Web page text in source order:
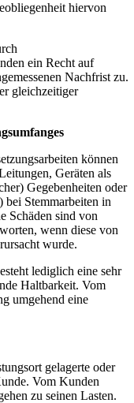
hiervon
ein Recht auf
Nachfrist zu.
gleichzeitiger
können
Geräten als
Gegebenheiten oder
bei Stemmarbeiten in
Schäden sind von
wenn diese von
wurde.
lediglich eine sehr
Haltbarkeit. Vom
umgehend eine
gelagerte oder
Vom Kunden
zu seinen Lasten.